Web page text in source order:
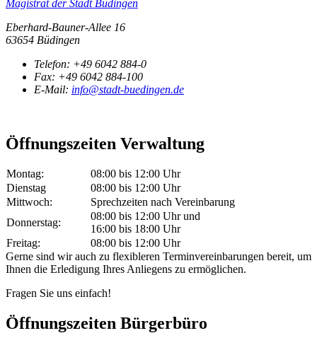
Magistrat der Stadt Büdingen
Eberhard-Bauner-Allee 16
63654 Büdingen
Telefon: +49 6042 884-0
Fax: +49 6042 884-100
E-Mail: info@stadt-buedingen.de
Öffnungszeiten Verwaltung
Montag:
08:00 bis 12:00 Uhr
Dienstag
08:00 bis 12:00 Uhr
Mittwoch:
Sprechzeiten nach Vereinbarung
Donnerstag:
08:00 bis 12:00 Uhr und
16:00 bis 18:00 Uhr
Freitag:
08:00 bis 12:00 Uhr
Gerne sind wir auch zu flexibleren Terminvereinbarungen bereit, um
Ihnen die Erledigung Ihres Anliegens zu ermöglichen.
Fragen Sie uns einfach!
Öffnungszeiten Bürgerbüro